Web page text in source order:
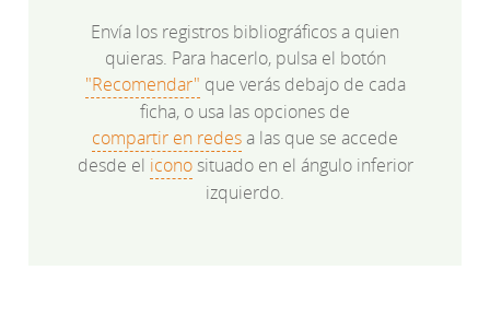
Envía los registros bibliográficos a quien
quieras. Para hacerlo, pulsa el botón
"Recomendar" que verás debajo de cada
ficha, o usa las opciones de
compartir en redesa las que se accede
desde el iconosituado en el ángulo inferior
izquierdo.